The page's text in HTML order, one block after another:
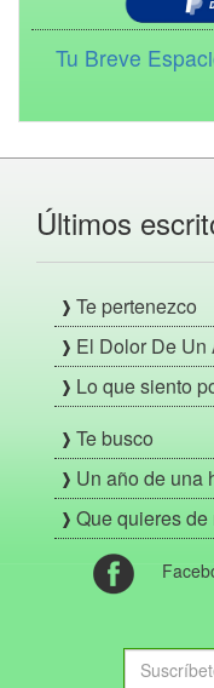
Tu Breve
Últimos
Te pertenezco
El Dolor De Un
Lo que siento
Te busco
Un año de una
Que quieres de